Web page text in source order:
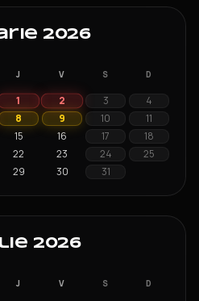
2026
J V S D
1 2 3
4
8 9 10
11
15 16 17
18
22 23 24
25
29 30 31
2026
J V S D